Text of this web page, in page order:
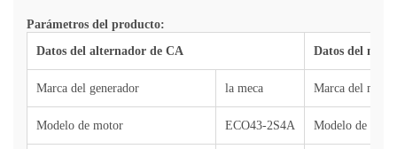
Parámetros del producto:
Datos del alternador de CA
Datos del
Marca del generador la meca Marca del motor
Modelo de motor ECO43-2S4A Modelo de